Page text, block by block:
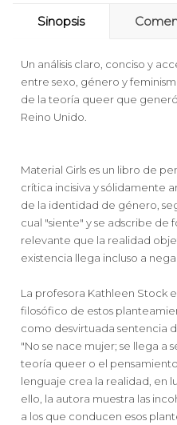
Sinopsis
Un análisis claro, conciso y
entre sexo, género y
de la teoría queer que
Reino Unido.
Material Girls es un libro de
crítica incisiva y sólidamente
de la identidad de género,
cual "siente" y se adscribe de
relevante que la realidad
existencia llega incluso a
La profesora Kathleen Stock
filosófico de estos
como desvirtuada sentencia
"No se nace mujer; se llega a
teoría queer o el
lenguaje crea la realidad, en
ello, la autora muestra las
a los que conducen esos